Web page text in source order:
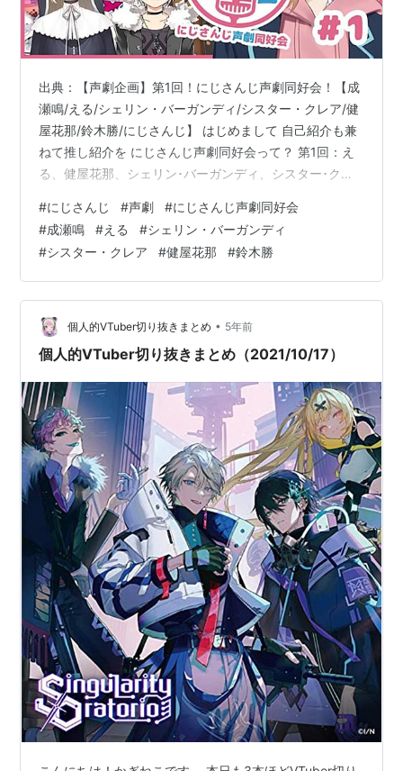
出典：【声劇企画】第1回！にじさんじ声劇同好会！【成
瀬鳴/える/シェリン・バーガンディ/シスター・クレア/健
屋花那/鈴木勝/にじさんじ】 はじめまして 自己紹介も兼
ねて推し紹介を にじさんじ声劇同好会って？ 第1回：え
る、健屋花那、シェリン･バーガンディ、シスター･クレ
編」 ②稲荷喫茶店 ③何も知らないままでいい
④『Who is a star ?』 ⑤コント「アイドルオーディショ
ン」 ⑥夜散歩 ⑦メイドさんパニック 筆者がこの企画を
注目する理由 成瀬鳴、鈴木勝、健屋花那に興味を持って
頂いた方々へ。 はじめまして こんにちは、京都大学バー
チャ…
#にじさんじ #声劇 #にじさんじ声劇同好会
#成瀬鳴 #える #シェリン・バーガンディ
#シスター・クレア #健屋花那 #鈴木勝
個人的VTuber切り抜きまとめ • 5年前
個人的VTuber切り抜きまとめ（2021/10/17）